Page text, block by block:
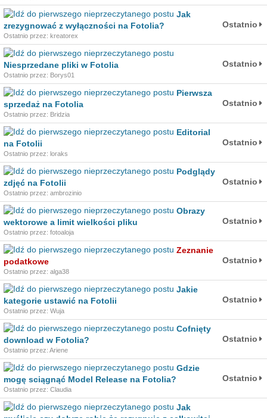
Jak
zrezygnować z wyłączności na Fotolia?
Ostatnio przez: kreatorex
Ostatnio
Niesprzedane pliki w Fotolia
Ostatnio przez: Borys01
Ostatnio
Pierwsza
sprzedaż na Fotolia
Ostatnio przez: Bridzia
Ostatnio
Editorial
na Fotolii
Ostatnio przez: loraks
Ostatnio
Podglądy
zdjęć na Fotolii
Ostatnio przez: ambrozinio
Ostatnio
Obrazy
wektorowe a limit wielkości pliku
Ostatnio przez: fotoaloja
Ostatnio
Zeznanie
podatkowe
Ostatnio przez: alga38
Ostatnio
Jakie
kategorie ustawić na Fotolii
Ostatnio przez: Wuja
Ostatnio
Cofnięty
download w Fotolia?
Ostatnio przez: Ariene
Ostatnio
Gdzie
mogę sciągnąć Model Release na Fotolia?
Ostatnio przez: Claudia
Ostatnio
Jak